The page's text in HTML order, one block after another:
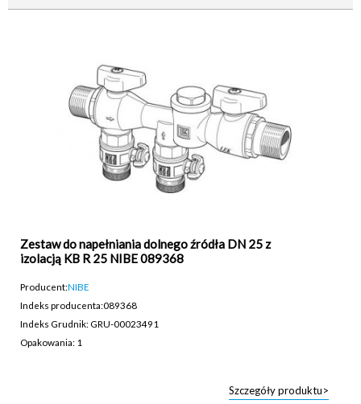
Zestaw do napełniania dolnego źródła DN 25 z
izolacją KB R 25 NIBE 089368
Producent:NIBE
Indeks producenta:089368
Indeks Grudnik: GRU-00023491
Opakowania: 1
Szczegóły produktu>